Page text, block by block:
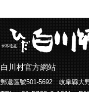
白川村官方網站
郵遞區號501-5692 岐阜縣大